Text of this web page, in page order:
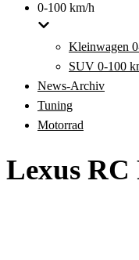
0-100 km/h
Kleinwagen
SUV 0-100
News-Archiv
Tuning
Motorrad
Lexus RC